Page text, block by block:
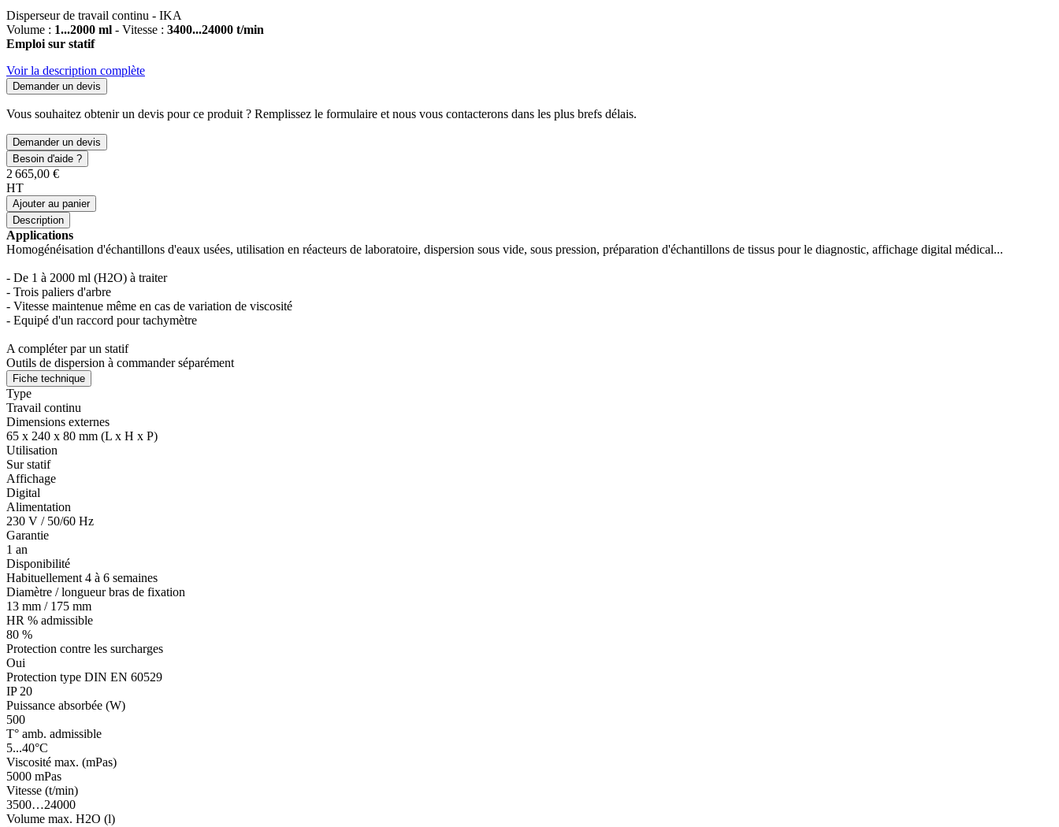
Disperseur de travail continu - IKA
Volume : 1...2000 ml - Vitesse : 3400...24000 t/min
Emploi sur statif
Voir la description complète
Demander un devis
Vous souhaitez obtenir un devis pour ce produit ? Remplissez le formulaire et nous vous contacterons dans les plus brefs délais.
Demander un devis
Besoin d'aide ?
2 665,00 €
HT
Ajouter au panier
Description
Applications
Homogénéisation d'échantillons d'eaux usées, utilisation en réacteurs de laboratoire, dispersion sous vide, sous pression, préparation d'échantillons de tissus pour le diagnostic, affichage digital médical...
- De 1 à 2000 ml (H2O) à traiter
- Trois paliers d'arbre
- Vitesse maintenue même en cas de variation de viscosité
- Equipé d'un raccord pour tachymètre
A compléter par un statif
Outils de dispersion à commander séparément
Fiche technique
Type
Travail continu
Dimensions externes
65 x 240 x 80 mm (L x H x P)
Utilisation
Sur statif
Affichage
Digital
Alimentation
230 V / 50/60 Hz
Garantie
1 an
Disponibilité
Habituellement 4 à 6 semaines
Diamètre / longueur bras de fixation
13 mm / 175 mm
HR % admissible
80 %
Protection contre les surcharges
Oui
Protection type DIN EN 60529
IP 20
Puissance absorbée (W)
500
T° amb. admissible
5...40°C
Viscosité max. (mPas)
5000 mPas
Vitesse (t/min)
3500…24000
Volume max. H2O (l)